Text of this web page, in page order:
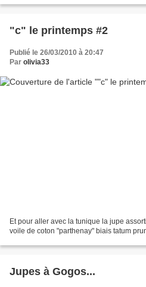
"c" le printemps #2
Publié le 26/03/2010 à 20:47
Par olivia33
Et pour aller avec la tunique la jupe
voile de coton "parthenay" biais tatum
Jupes à Gogos...